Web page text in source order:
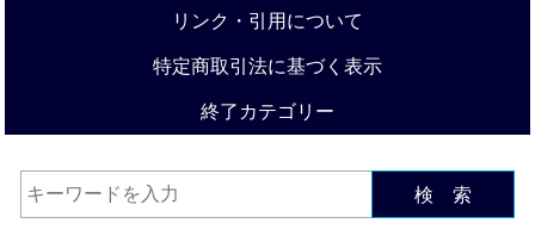
リンク・引用について
特定商取引法に基づく表示
終了カテゴリー
検 索